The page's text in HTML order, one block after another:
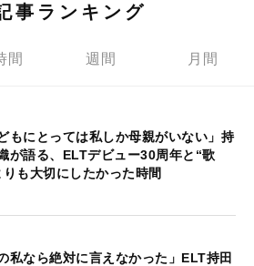
事ランキング
間 週間 月間
どもにとっては私しか母親がいない」持
が語る、ELTデビュー30周年と“歌
りも大切にしたかった時間
の私なら絶対に言えなかった」ELT持田